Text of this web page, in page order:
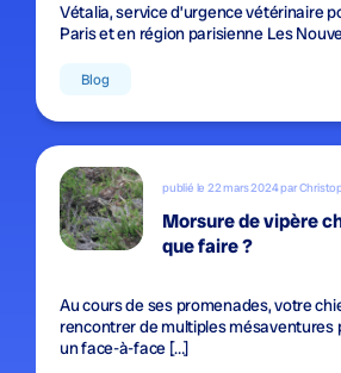
Vétalia, service d’urgence vétérinaire
Paris et en région parisienne Les
Blog
publié le 22 mars 2024 par
Morsure de vipère
que faire ?
Au cours de ses promenades, votre
rencontrer de multiples mésaventures
un face-à-face […]